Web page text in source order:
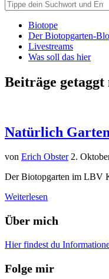
Biotope
Der Biotopgarten-
Livestreams
Was soll das hier
Beiträge
Natürlich
von Erich Obster 2.
Der Biotopgarten im LBV
Weiterlesen
Über mich
Hier findest du
Folge mir